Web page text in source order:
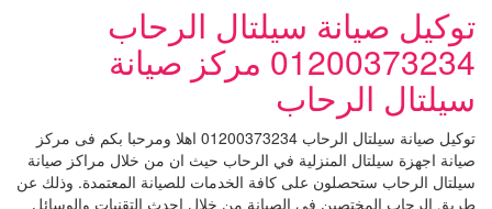
توكيل صيانة سيلتال الرحاب
01200373234 مركز صيانة
سيلتال الرحاب
توكيل صيانة سيلتال الرحاب 01200373234 اهلا ومرحبا بكم فى مركز
صيانة اجهزة سيلتال المنزلية في الرحاب حيث ان من خلال مراكز صيانة
سيلتال الرحاب ستحصلون على كافة الخدمات للصيانة المعتمدة. وذلك عن
طريق الرحاب المختصين فى الصيانة من خلال احدث التقنيات والوسائل